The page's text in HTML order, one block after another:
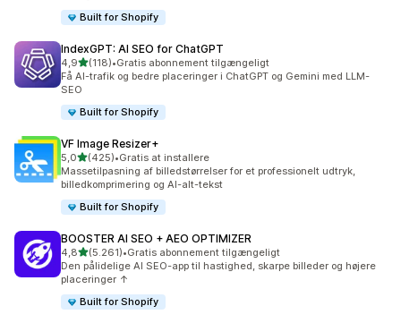
Built for Shopify
IndexGPT: AI SEO for ChatGPT
4,9ud af 5 stjerner
(118)
118 anmeldelser i alt
•Gratis abonnement tilgængeligt
Få AI-trafik og bedre placeringer i ChatGPT og Gemini med LLM-
SEO
Built for Shopify
VF Image Resizer+
5,0ud af 5 stjerner
(425)
425 anmeldelser i alt
•Gratis at installere
Massetilpasning af billedstørrelser for et professionelt udtryk,
billedkomprimering og AI-alt-tekst
Built for Shopify
BOOSTER AI SEO + AEO OPTIMIZER
4,8ud af 5 stjerner
(5.261)
5261 anmeldelser i alt
•Gratis abonnement tilgængeligt
Den pålidelige AI SEO-app til hastighed, skarpe billeder og højere
placeringer ↑
Built for Shopify